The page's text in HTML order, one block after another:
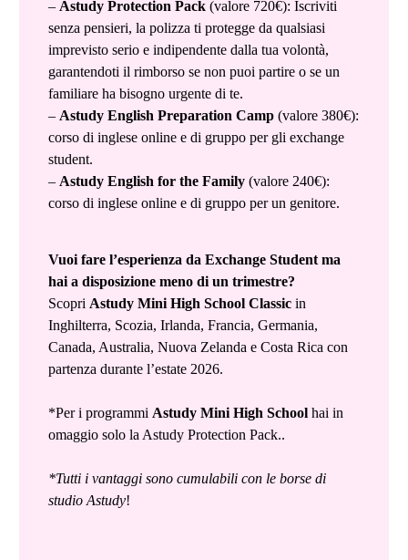
– Astudy Protection Pack (valore 720€): Iscriviti
senza pensieri, la polizza ti protegge da qualsiasi
imprevisto serio e indipendente dalla tua volontà,
garantendoti il rimborso se non puoi partire o se un
familiare ha bisogno urgente di te.
– Astudy English Preparation Camp(valore 380€):
corso di inglese online e di gruppo per gli exchange
student.
– Astudy English for the Family (valore 240€):
corso di inglese online e di gruppo per un genitore.
Vuoi fare l’esperienza da Exchange Student ma
hai a disposizione meno di un trimestre?
Scopri Astudy Mini High School Classicin
Inghilterra, Scozia, Irlanda, Francia, Germania,
Canada, Australia, Nuova Zelanda e Costa Rica con
partenza durante l’estate 2026.
*Per i programmi Astudy Mini High School hai in
omaggio solo la Astudy Protection Pack..
*Tutti i vantaggi sono cumulabili con le borse di
studio Astudy!